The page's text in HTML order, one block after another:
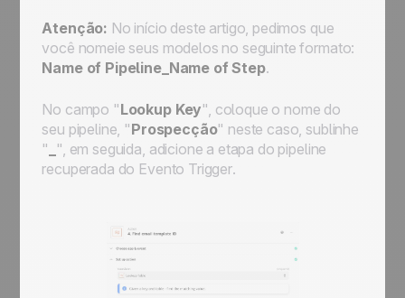
Atenção: No início deste artigo, pedimos que
você nomeie seus modelos no seguinte formato:
Name of Pipeline_Name of Step.
No campo "Lookup Key", coloque o nome do
seu pipeline, "Prospecção" neste caso, sublinhe
" ", em seguida, adicione a etapa do pipeline
recuperada do Evento Trigger.